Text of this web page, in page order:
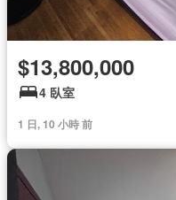
$13,800,000
4 臥室
1 日, 10 小時 前